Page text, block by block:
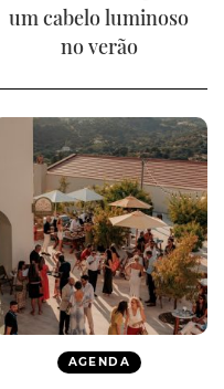
um cabelo luminoso
no verão
AGENDA